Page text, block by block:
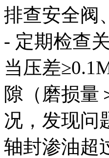
排查安全阀
- 定期检查
当压差
隙（磨损量
况，发现问
轴封渗油超